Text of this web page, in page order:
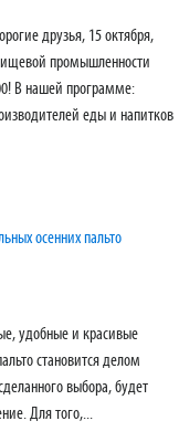
друзья, 15 октября,
промышленности
В нашей программе:
еды и напитков
осенних пальто
удобные и красивые
становится делом
выбора, будет
Для того,...